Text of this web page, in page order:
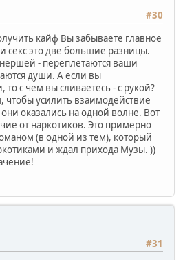
#30
кайф Вы забываете главное
секс это две большие разницы.
- переплетаются ваши
души. А если вы
то с чем вы сливаетесь - с рукой?
чтобы усилить взаимодействие
оказались на одной волне. Вот
от наркотиков. Это примерно
(в одной из тем), который
и ждал прихода Музы. ))
#31